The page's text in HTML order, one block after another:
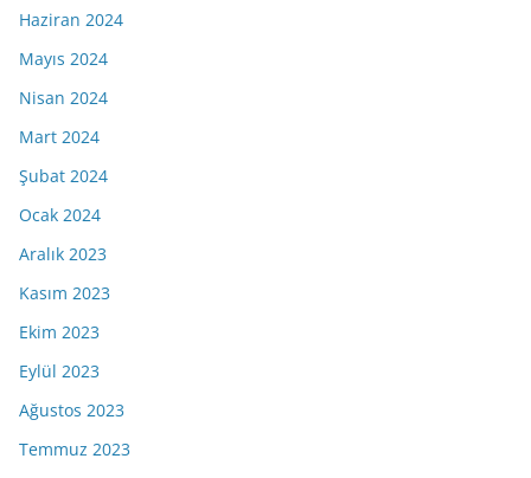
Haziran 2024
Mayıs 2024
Nisan 2024
Mart 2024
Şubat 2024
Ocak 2024
Aralık 2023
Kasım 2023
Ekim 2023
Eylül 2023
Ağustos 2023
Temmuz 2023